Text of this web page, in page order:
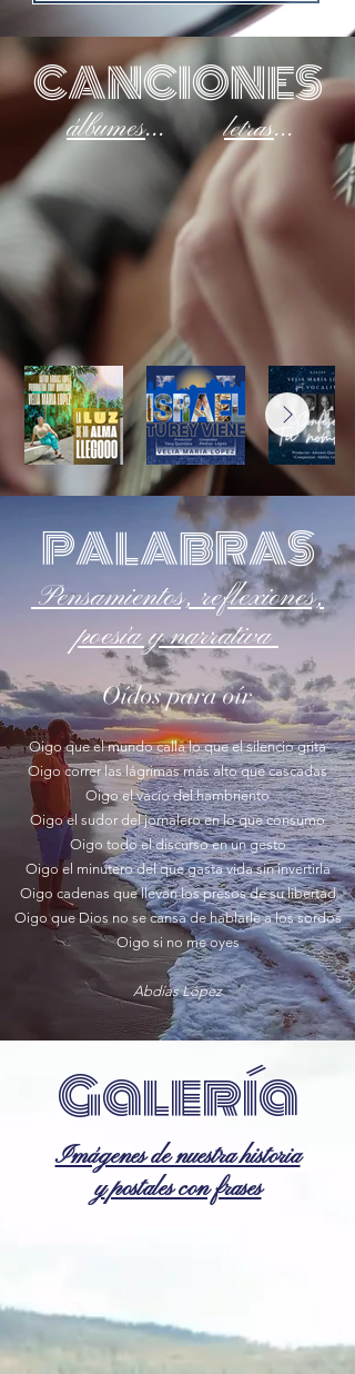
CANCIONES
álbumes... letras...
PALABRAS
Pensamientos, reflexiones,
poesía y narrativa
Oídos para oír
Oigo que el mundo calla lo que el silencio grita
Oigo correr las lágrimas más alto que cascadas
Oigo el vacío del hambriento
Oigo el sudor del jornalero en lo que consumo
Oigo todo el discurso en un gesto
Oigo el minutero del que gasta vida sin invertirla
Oigo cadenas que llevan los presos de su libertad
Oigo que Dios no se cansa de hablarle a los sordos
Oigo si no me oyes​
Abdías López
Galería
Imágenes de nuestra historia
ypostales con frases